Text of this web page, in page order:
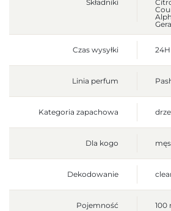
Składniki
Czas wysyłki 24H
Linia perfum
Kategoria zapachowa
Dla kogo
Dekodowanie
Pojemność 100